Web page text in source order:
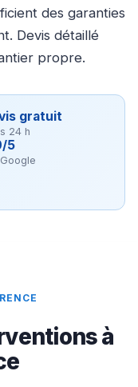
des garanties
Devis détaillé
propre.
gratuit
24 h
5
à